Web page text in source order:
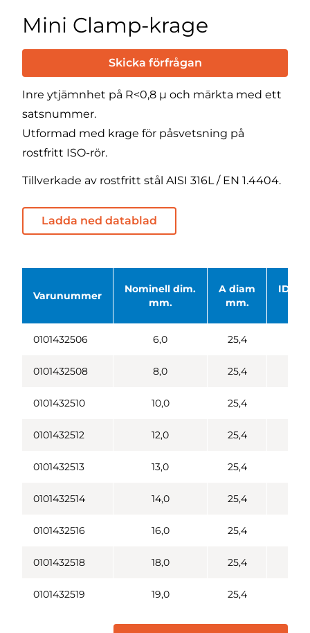
Mini Clamp-krage
Skicka förfrågan
Inre ytjämnhet på R<0,8 µ och märkta med ett
satsnummer.
Utformad med krage för påsvetsning på
rostfritt ISO-rör.
Tillverkade av rostfritt stål AISI 316L / EN 1.4404.
Ladda ned datablad
Varunummer
Nominell dim.
mm.
A diam
mm.
ID Ø
0101432506 6,0 25,4
0101432508 8,0 25,4
0101432510 10,0 25,4
0101432512 12,0 25,4
0101432513 13,0 25,4
0101432514 14,0 25,4
0101432516 16,0 25,4
0101432518 18,0 25,4
0101432519 19,0 25,4